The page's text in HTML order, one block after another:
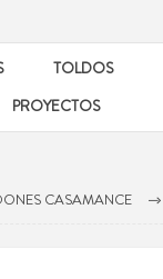
TOLDOS
PROYECTOS
CASAMANCE